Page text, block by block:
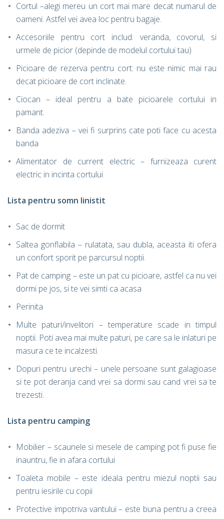
Cortul –alegi mereu un cort mai mare decat numarul de
oameni. Astfel vei avea loc pentru bagaje.
Accesoriile pentru cort includ: veranda, covorul, si
urmele de picior (depinde de modelul cortului tau)
Picioare de rezerva pentru cort: nu este nimic mai rau
decat picioare de cort inclinate.
Ciocan – ideal pentru a bate picioarele cortului in
pamant.
Banda adeziva – vei fi surprins cate poti face cu acesta
banda
Alimentator de current electric – furnizeaza curent
electric in incinta cortului
Lista pentru somn linistit
Sac de dormit
Saltea gonflabila – rulatata, sau dubla, aceasta iti ofera
un confort sporit pe parcursul noptii.
Pat de camping – este un pat cu picioare, astfel ca nu vei
dormi pe jos, si te vei simti ca acasa
Perinita
Multe paturi/invelitori – temperature scade in timpul
noptii. Poti avea mai multe paturi, pe care sa le inlaturi pe
masura ce te incalzesti.
Dopuri pentru urechi – unele persoane sunt galagioase
si te pot deranja cand vrei sa dormi sau cand vrei sa te
trezesti.
Lista pentru camping
Mobilier – scaunele si mesele de camping pot fi puse fie
inauntru, fie in afara cortului
Toaleta mobile – este ideala pentru miezul noptii sau
pentru iesirile cu copii
Protective impotriva vantului – este buna pentru a creea